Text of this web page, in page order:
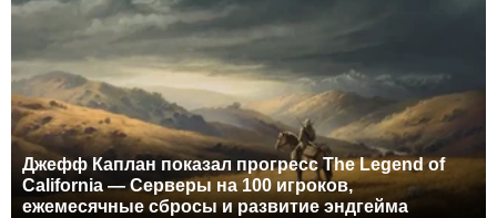
Джефф Каплан показал прогресс The Legend of
California — Серверы на 100 игроков,
ежемесячные сбросы и развитие эндгейма